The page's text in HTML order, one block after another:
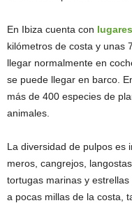
En Ibiza cuenta con
kilómetros de costa y unas
llegar normalmente en
se puede llegar en barco.
más de 400 especies de
animales.
La diversidad de pulpos es
meros, cangrejos,
tortugas marinas y
a pocas millas de la costa,